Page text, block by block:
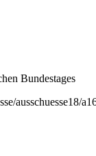
Bundestages
ausschuesse18/